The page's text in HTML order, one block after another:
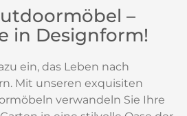
–
in Designform!
ein, das Leben nach
Mit unseren exquisiten
verwandeln Sie Ihre